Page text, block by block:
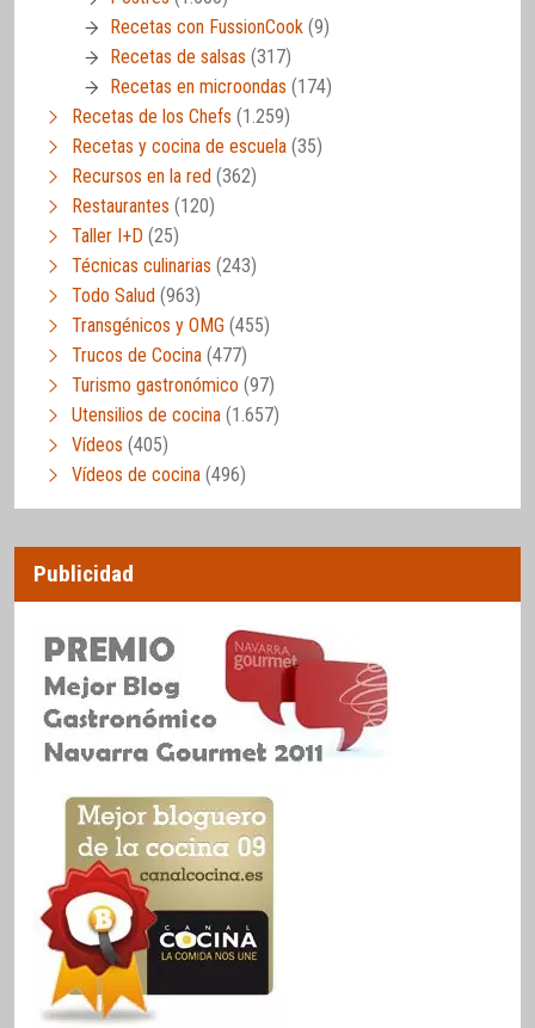
Recetas con FussionCook (9)
Recetas de salsas (317)
Recetas en microondas (174)
Recetas de los Chefs (1.259)
Recetas y cocina de escuela (35)
Recursos en la red (362)
Restaurantes (120)
Taller I+D (25)
Técnicas culinarias (243)
Todo Salud (963)
Transgénicos y OMG (455)
Trucos de Cocina (477)
Turismo gastronómico (97)
Utensilios de cocina (1.657)
Vídeos (405)
Vídeos de cocina (496)
Publicidad